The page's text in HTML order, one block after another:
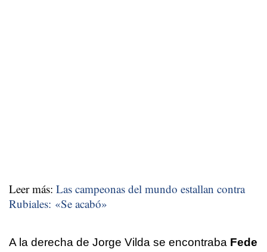
Leer más: Las campeonas del mundo estallan contra
Rubiales: «Se acabó»
A la derecha de Jorge Vilda se encontraba Fede